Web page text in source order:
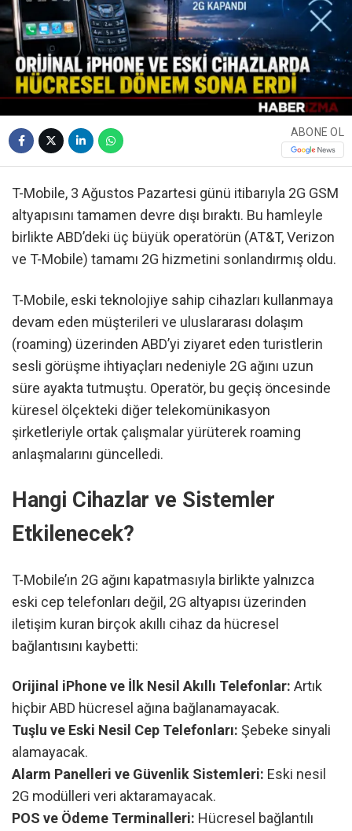
ABONE OL
T-Mobile, 3 Ağustos Pazartesi günü itibarıyla 2G GSM
altyapısını tamamen devre dışı bıraktı. Bu hamleyle
birlikte ABD’deki üç büyük operatörün (AT&T, Verizon
ve T-Mobile) tamamı 2G hizmetini sonlandırmış oldu.
T-Mobile, eski teknolojiye sahip cihazları kullanmaya
devam eden müşterileri ve uluslararası dolaşım
(roaming) üzerinden ABD’yi ziyaret eden turistlerin
sesli görüşme ihtiyaçları nedeniyle 2G ağını uzun
süre ayakta tutmuştu. Operatör, bu geçiş öncesinde
küresel ölçekteki diğer telekomünikasyon
şirketleriyle ortak çalışmalar yürüterek roaming
anlaşmalarını güncelledi.
Hangi Cihazlar ve Sistemler
Etkilenecek?
T-Mobile’ın 2G ağını kapatmasıyla birlikte yalnızca
eski cep telefonları değil, 2G altyapısı üzerinden
iletişim kuran birçok akıllı cihaz da hücresel
bağlantısını kaybetti:
Orijinal iPhone ve İlk Nesil Akıllı Telefonlar: Artık
hiçbir ABD hücresel ağına bağlanamayacak.
Tuşlu ve Eski Nesil Cep Telefonları: Şebeke sinyali
alamayacak.
Alarm Panelleri ve Güvenlik Sistemleri: Eski nesil
2G modülleri veri aktaramayacak.
POS ve Ödeme Terminalleri: Hücresel bağlantılı